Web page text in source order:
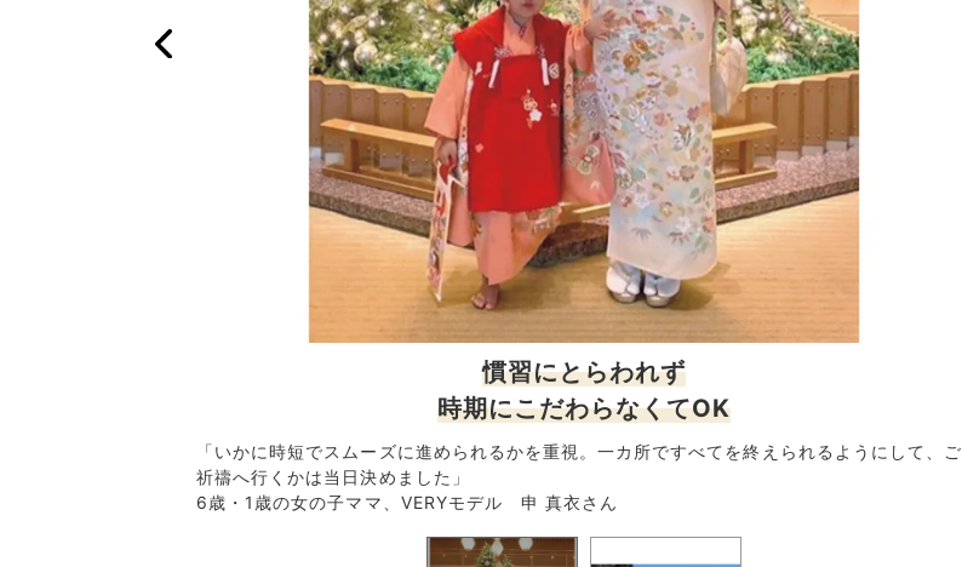
慣習にとらわれず
時期にこだわらなくてOK
「いかに時短でスムーズに進められるかを重視。一カ所ですべてを終えられるようにして、ご
祈禱へ行くかは当日決めました」
6歳・1歳の女の子ママ、VERYモデル 申 真衣さん